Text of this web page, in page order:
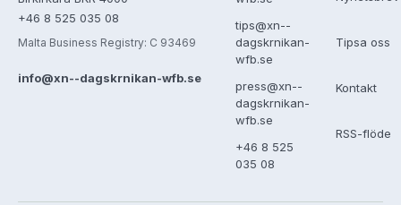
+46 8 525 035 08
Malta Business Registry: C 93469
info@xn--dagskrnikan-wfb.se
tips@xn--
dagskrnikan-
wfb.se
press@xn--
dagskrnikan-
wfb.se
+46 8 525
035 08
Tipsa oss
Kontakt
RSS-flöde